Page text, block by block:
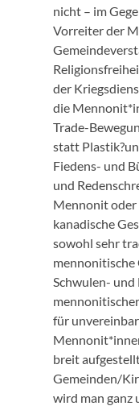
nicht – im
Vorreiter der
der
die
Trade-
statt
Fiedens- und
und
Mennonit oder
kanadische
sowohl sehr
mennonitische
Schwulen-
für
breit
Gemeinden/
wird man ganz